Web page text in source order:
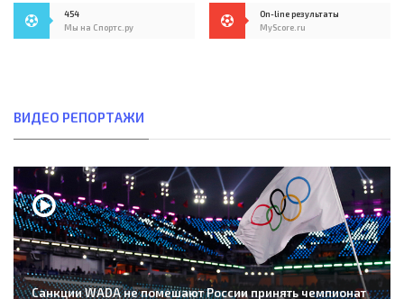
454
Мы на Спортс.ру
On-line результаты
MyScore.ru
ВИДЕО РЕПОРТАЖИ
Санкции WADA не помешают России принять чемпионат